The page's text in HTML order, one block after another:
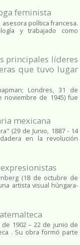
feminista
política francesa.
y trabajado como
principales líderes
que tuvo lugar
Londres, 31 de
noviembre de 1945)​ fue
mexicana
(29 de Junio, 1887 - 14
en la revolución
(18 de octubre de
artista visual húngara-
1902 – 22 de junio de
. Su obra formó parte